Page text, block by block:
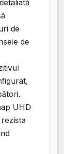
de
de
UHD